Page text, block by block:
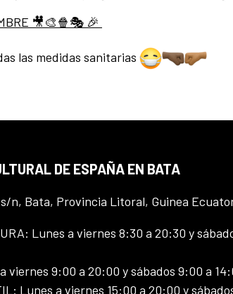
🎥🎨🍿🎭 🎉
las medidas sanitarias
DE ESPAÑA EN BATA
n, Bata, Provincia Litoral, Guinea
Lunes a viernes 8:30 a 20:30 y
viernes 9:00 a 20:00 y sábados 9:00 a
Lunes a viernes 15:00 a 20:00 y